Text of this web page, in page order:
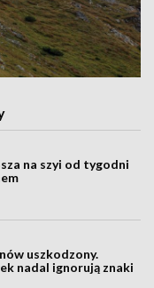
na szyi od tygodni
uszkodzony.
nadal ignorują znaki